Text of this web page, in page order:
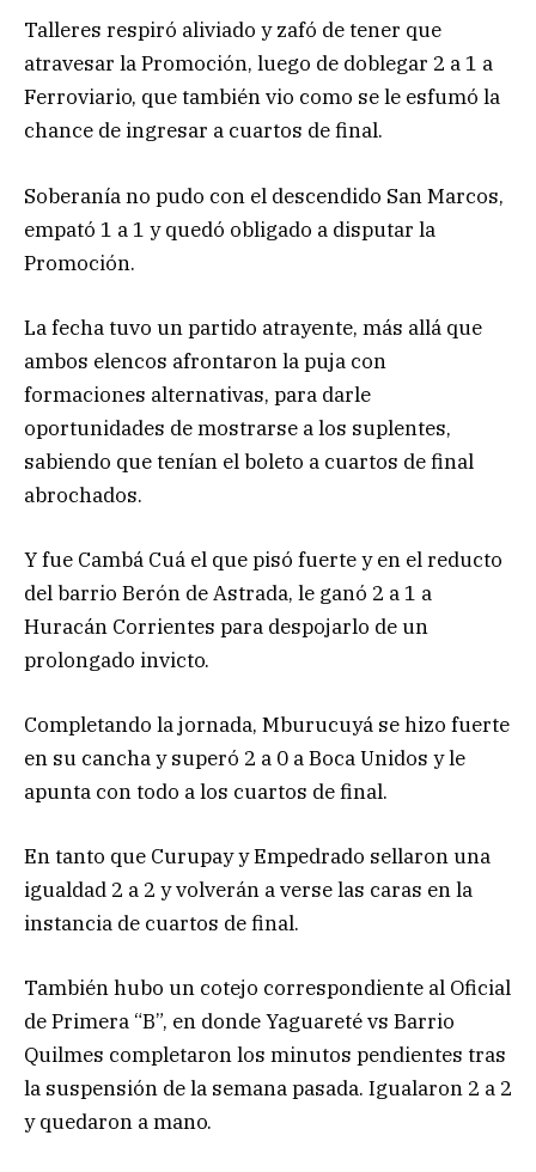
Talleres respiró aliviado y zafó de tener que
atravesar la Promoción, luego de doblegar 2 a 1 a
Ferroviario, que también vio como se le esfumó la
chance de ingresar a cuartos de final.
Soberanía no pudo con el descendido San Marcos,
empató 1 a 1 y quedó obligado a disputar la
Promoción.
La fecha tuvo un partido atrayente, más allá que
ambos elencos afrontaron la puja con
formaciones alternativas, para darle
oportunidades de mostrarse a los suplentes,
sabiendo que tenían el boleto a cuartos de final
abrochados.
Y fue Cambá Cuá el que pisó fuerte y en el reducto
del barrio Berón de Astrada, le ganó 2 a 1 a
Huracán Corrientes para despojarlo de un
prolongado invicto.
Completando la jornada, Mburucuyá se hizo fuerte
en su cancha y superó 2 a 0 a Boca Unidos y le
apunta con todo a los cuartos de final.
En tanto que Curupay y Empedrado sellaron una
igualdad 2 a 2 y volverán a verse las caras en la
instancia de cuartos de final.
También hubo un cotejo correspondiente al Oficial
de Primera “B”, en donde Yaguareté vs Barrio
Quilmes completaron los minutos pendientes tras
la suspensión de la semana pasada. Igualaron 2 a 2
y quedaron a mano.